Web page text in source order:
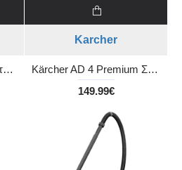
Kärcher AD 2 Σκούπα Στάχτης
Karcher
Kärcher AD 4 Premium Σκούπα Στάχτης Fireplace
149.99€